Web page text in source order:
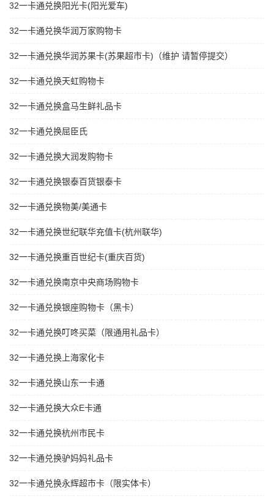
32一卡通兑换阳光卡(阳光爱车)
32一卡通兑换华润万家购物卡
32一卡通兑换华润苏果卡(苏果超市卡)（维护 请暂停提交）
32一卡通兑换天虹购物卡
32一卡通兑换盒马生鲜礼品卡
32一卡通兑换屈臣氏
32一卡通兑换大润发购物卡
32一卡通兑换银泰百货银泰卡
32一卡通兑换物美/美通卡
32一卡通兑换世纪联华充值卡(杭州联华)
32一卡通兑换重百世纪卡(重庆百货)
32一卡通兑换南京中央商场购物卡
32一卡通兑换银座购物卡（黑卡）
32一卡通兑换叮咚买菜（限通用礼品卡）
32一卡通兑换上海家化卡
32一卡通兑换山东一卡通
32一卡通兑换大众E卡通
32一卡通兑换杭州市民卡
32一卡通兑换驴妈妈礼品卡
32一卡通兑换永辉超市卡（限实体卡）